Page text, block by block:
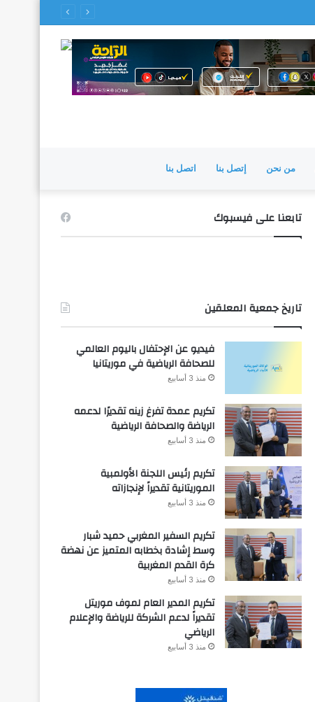
من نحن إتصل بنا اتصل بنا
تابعنا على فيسبوك
تاريخ جمعية المعلقين
فيديو عن الإحتفال باليوم العالمي
للصحافة الرياضية في موريتانيا
منذ 3 أسابيع
تكريم عمدة تفرغ زينه تقديرًا لدعمه
الرياضة والصحافة الرياضية
منذ 3 أسابيع
تكريم رئيس اللجنة الأولمبية
الموريتانية تقديراً لإنجازاته
منذ 3 أسابيع
تكريم السفير المغربي حميد شبار
وسط إشادة بخطابه المتميز عن نهضة
كرة القدم المغربية
منذ 3 أسابيع
تكريم المدير العام لموف موريتل
تقديراً لدعم الشركة للرياضة والإعلام
الرياضي
منذ 3 أسابيع